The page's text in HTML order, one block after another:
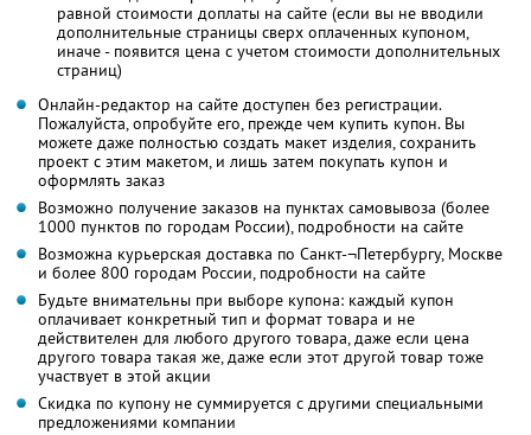
равной стоимости доплаты на сайте (если вы не вводили
дополнительные страницы сверх оплаченных купоном,
иначе - появится цена с учетом стоимости дополнительных
страниц)
Онлайн-редактор на сайте доступен без регистрации.
Пожалуйста, опробуйте его, прежде чем купить купон. Вы
можете даже полностью создать макет изделия, сохранить
проект с этим макетом, и лишь затем покупать купон и
оформлять заказ
Возможно получение заказов на пунктах самовывоза (более
1000 пунктов по городам России), подробности на сайте
Возможна курьерская доставка по Санкт-¬Петербургу, Москве
и более 800 городам России, подробности на сайте
Будьте внимательны при выборе купона: каждый купон
оплачивает конкретный тип и формат товара и не
действителен для любого другого товара, даже если цена
другого товара такая же, даже если этот другой товар тоже
участвует в этой акции
Скидка по купону не суммируется с другими специальными
предложениями компании